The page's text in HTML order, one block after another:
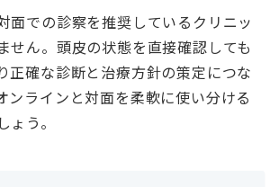
面での診察を推奨しているクリニッ
せん。頭皮の状態を直接確認しても
正確な診断と治療方針の策定につな
ンラインと対面を柔軟に使い分ける
う。